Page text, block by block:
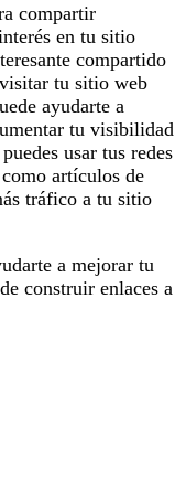
compartir
en tu sitio
compartido
tu sitio web
ayudarte a
tu visibilidad
usar tus redes
artículos de
tráfico a tu sitio
a mejorar tu
construir enlaces a